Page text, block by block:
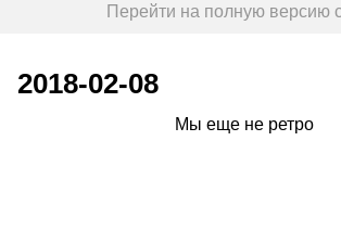
Перейти на полную версию
2018-02-08
Мы еще не ретро